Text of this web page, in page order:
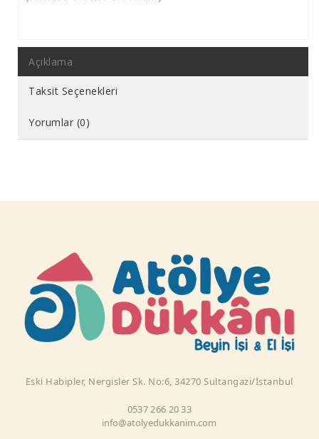
Açıklama
Taksit Seçenekleri
Yorumlar (0)
Eski Habipler, Nergisler Sk. No:6, 34270 Sultangazi/İstanbul
0537 266 20 33
info@atolyedukkanim.com